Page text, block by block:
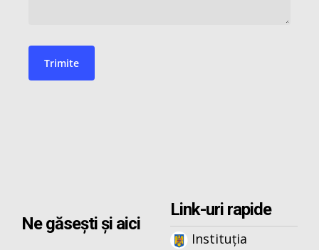
Ne găsești și aici
Link-uri rapide
Instituția